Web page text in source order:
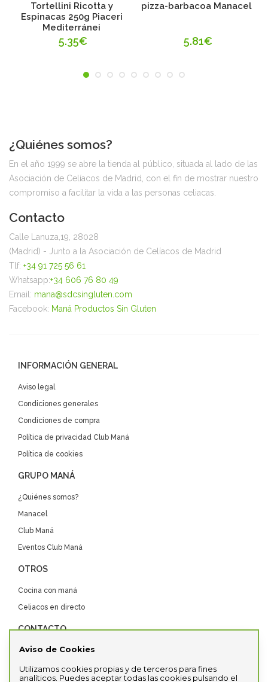
Tortellini Ricotta y
Espinacas 250g Piaceri
Mediterránei
5.35€
pizza-barbacoa Manacel
5.81€
¿Quiénes somos?
En el año 1999 se abre la tienda al público, situada al lado de las
Asociación de Celíacos de Madrid, con el fin de mostrar nuestro
compromiso a facilitar la vida a las personas celiacas.
Contacto
Calle Lanuza,19, 28028
(Madrid) - Junto a la Asociación de Celíacos de Madrid
Tlf: +34 91 725 56 61
Whatsapp:+34 606 76 80 49
Email: mana@sdcsingluten.com
Facebook: Maná Productos Sin Gluten
INFORMACIÓN GENERAL
Aviso legal
Condiciones generales
Condiciones de compra
Política de privacidad Club Maná
Política de cookies
GRUPO MANÁ
¿Quiénes somos?
Manacel
Club Maná
Eventos Club Maná
OTROS
Cocina con maná
Celiacos en directo
CONTACTO
Contacta con nosotros
Distribuidores
Aviso de Cookies
Utilizamos cookies propias y de terceros para fines
analíticos. Puedes aceptar todas las cookies pulsando el